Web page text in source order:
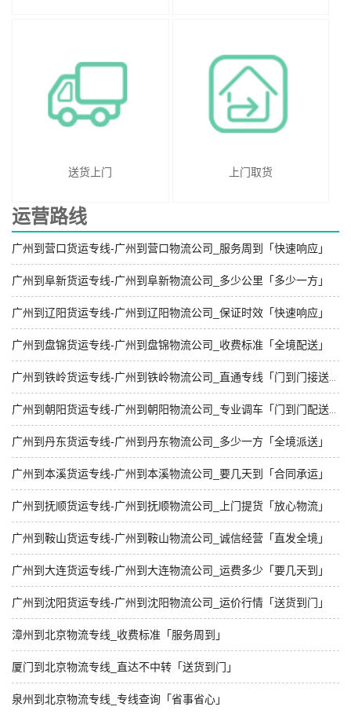
送货上门 上门取货
运营路线
广州到营口货运专线-广州到营口物流公司_服务周到「快速响应」
广州到阜新货运专线-广州到阜新物流公司_多少公里「多少一方」
广州到辽阳货运专线-广州到辽阳物流公司_保证时效「快速响应」
广州到盘锦货运专线-广州到盘锦物流公司_收费标准「全境配送」
广州到丹东货运专线-广州到丹东物流公司_多少一方「全境派送」
广州到本溪货运专线-广州到本溪物流公司_要几天到「合同承运」
广州到抚顺货运专线-广州到抚顺物流公司_上门提货「放心物流」
广州到鞍山货运专线-广州到鞍山物流公司_诚信经营「直发全境」
广州到大连货运专线-广州到大连物流公司_运费多少「要几天到」
广州到沈阳货运专线-广州到沈阳物流公司_运价行情「送货到门」
漳州到北京物流专线_收费标准「服务周到」
厦门到北京物流专线_直达不中转「送货到门」
泉州到北京物流专线_专线查询「省事省心」